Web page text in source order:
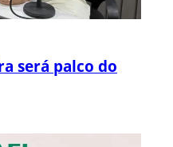
será palco do